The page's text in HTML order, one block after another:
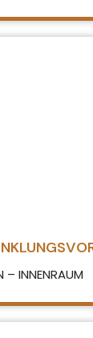
– INNENRAUM